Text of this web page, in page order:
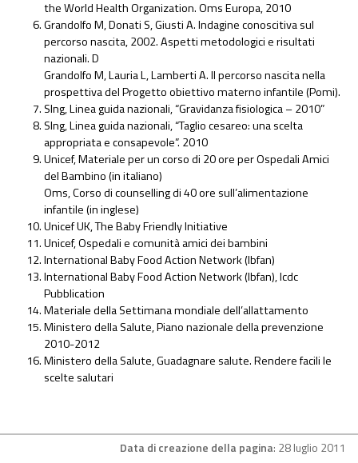
the World Health Organization. Oms Europa, 2010
Grandolfo M, Donati S, Giusti A. Indagine conoscitiva sul
percorso nascita, 2002. Aspetti metodologici e risultati
nazionali. D
Grandolfo M, Lauria L, Lamberti A. Il percorso nascita nella
prospettiva del Progetto obiettivo materno infantile (Pomi).
Slng, Linea guida nazionali, “Gravidanza fisiologica – 2010”
Slng, Linea guida nazionali, “Taglio cesareo: una scelta
appropriata e consapevole”. 2010
Unicef, Materiale per un corso di 20 ore per Ospedali Amici
del Bambino (in italiano)
Oms, Corso di counselling di 40 ore sull’alimentazione
infantile (in inglese)
Unicef UK, The Baby Friendly Initiative
Unicef, Ospedali e comunità amici dei bambini
International Baby Food Action Network (Ibfan)
International Baby Food Action Network (Ibfan), Icdc
Pubblication
Materiale della Settimana mondiale dell’allattamento
Ministero della Salute, Piano nazionale della prevenzione
2010-2012
Ministero della Salute, Guadagnare salute. Rendere facili le
scelte salutari
Data di creazione della pagina: 28 luglio 2011